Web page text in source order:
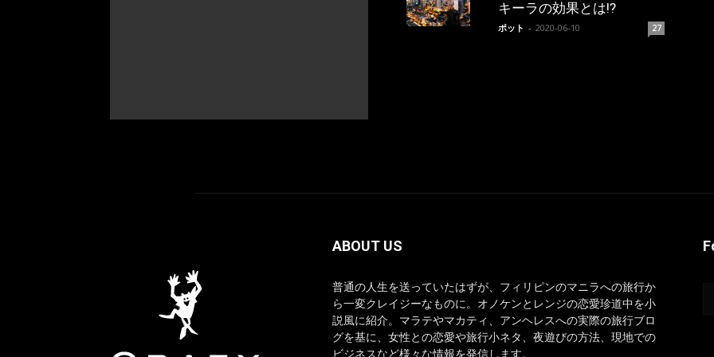
キーラの効果とは!?
ポット - 2020-06-10 27
ABOUT US
普通の人生を送っていたはずが、フィリピンのマニラへの旅行か
ら一変クレイジーなものに。オノケンとレンジの恋愛珍道中を小
説風に紹介。マラテやマカティ、アンヘレスへの実際の旅行ブロ
グを基に、女性との恋愛や旅行小ネタ、夜遊びの方法、現地での
ビジネスなど様々な情報を発信します。